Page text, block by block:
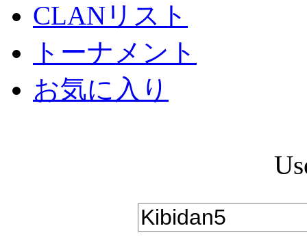
CLANリスト
トーナメント
お気に入り